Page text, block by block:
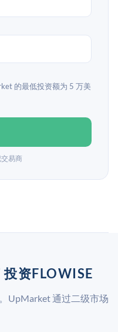
的最低投资额为 5 万美
易商
资FLOWISE
UpMarket 通过二级市场